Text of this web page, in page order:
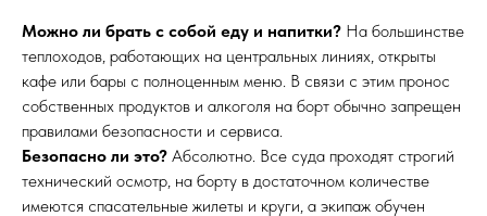
Можно ли брать с собой еду и напитки? На большинстве
теплоходов, работающих на центральных линиях, открыты
кафе или бары с полноценным меню. В связи с этим пронос
собственных продуктов и алкоголя на борт обычно запрещен
правилами безопасности и сервиса.
Безопасно ли это? Абсолютно. Все суда проходят строгий
технический осмотр, на борту в достаточном количестве
имеются спасательные жилеты и круги, а экипаж обучен